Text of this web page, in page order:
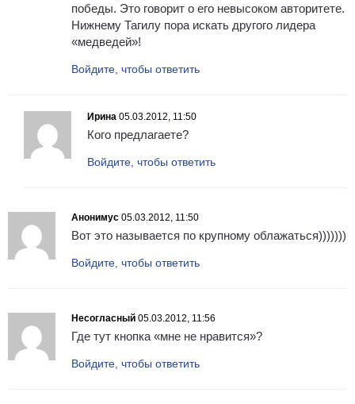
победы. Это говорит о его невысоком авторитете.
Нижнему Тагилу пора искать другого лидера
«медведей»!
Войдите, чтобы ответить
Ирина 05.03.2012, 11:50
Кого предлагаете?
Войдите, чтобы ответить
Анонимус 05.03.2012, 11:50
Вот это называется по крупному облажаться)))))))
Войдите, чтобы ответить
Несогласный 05.03.2012, 11:56
Где тут кнопка «мне не нравится»?
Войдите, чтобы ответить